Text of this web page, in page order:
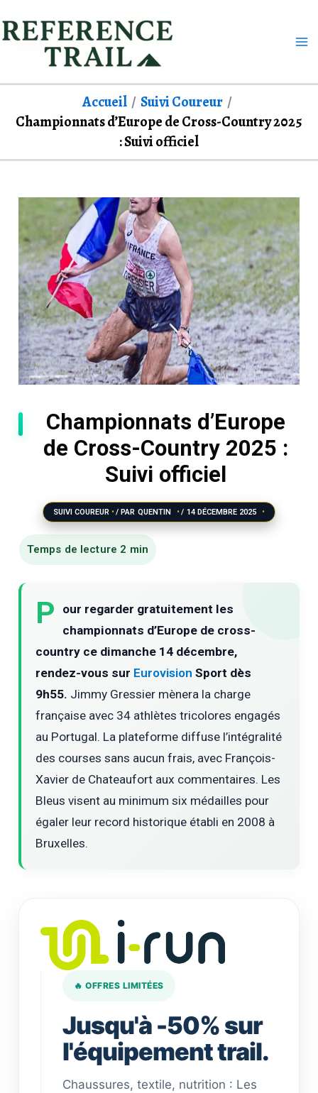
au
Accueil
Suivi Coureur
Championnats d’Europe de Cross-Country 2025
: Suivi officiel
Championnats d’Europe
de Cross-Country 2025 :
Suivi officiel
SUIVI COUREUR / PAR QUENTIN / 14 DÉCEMBRE 2025
P
our regarder gratuitement les
championnats d’Europe de cross-
country ce dimanche 14 décembre,
rendez-vous sur EurovisionSport dès
9h55. Jimmy Gressier mènera la charge
française avec 34 athlètes tricolores engagés
au Portugal. La plateforme diffuse l’intégralité
des courses sans aucun frais, avec François-
Xavier de Chateaufort aux commentaires. Les
Bleus visent au minimum six médailles pour
égaler leur record historique établi en 2008 à
Bruxelles.
🔥 OFFRES LIMITÉES
Jusqu'à -50% sur
l'équipement trail.
Chaussures, textile, nutrition : Les